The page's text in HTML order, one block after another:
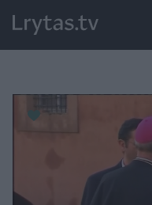
Paremkite Ukrainą